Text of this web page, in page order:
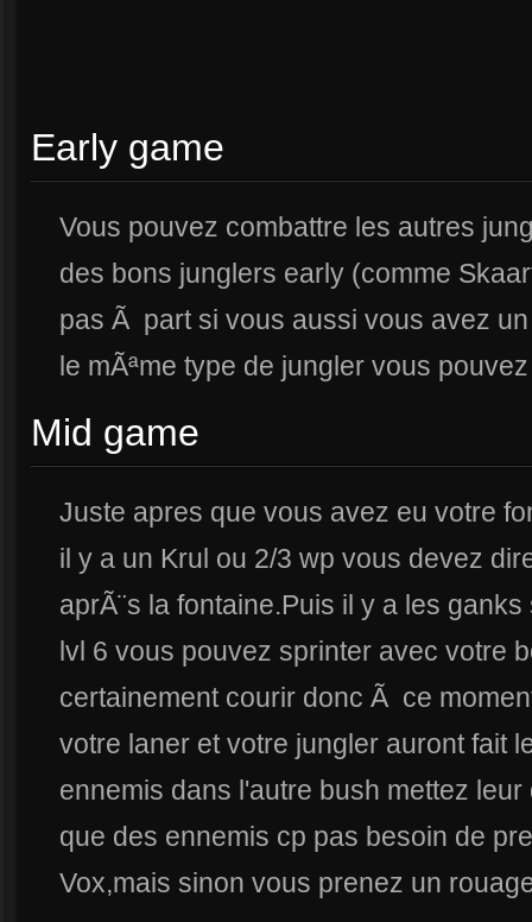
Early game
Vous pouvez combattre les autres
des bons junglers early (comme
pas Ã part si vous aussi vous avez
le mÃªme type de jungler vous
Mid game
Juste apres que vous avez eu votre
il y a un Krul ou 2/3 wp vous devez
aprÃ¨s la fontaine.Puis il y a les
lvl 6 vous pouvez sprinter avec votre
certainement courir donc Ã ce
votre laner et votre jungler auront fait
ennemis dans l'autre bush mettez
que des ennemis cp pas besoin de
Vox,mais sinon vous prenez un